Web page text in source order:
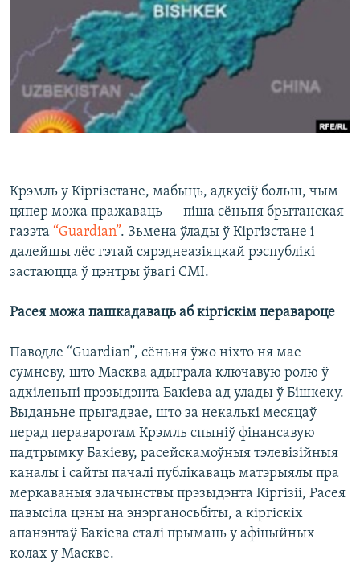
КАЛЯНДАР
НА ХВАЛЯХ СВАБОДЫ
Крэмль у Кіргізстане, мабыць, адкусіў больш, чым
цяпер можа пражаваць — піша сёньня брытанская
газэта “Guardian”. Зьмена ўлады ў Кіргізстане і
далейшы лёс гэтай сярэднеазіяцкай рэспублікі
застаюцца ў цэнтры ўвагі СМІ.
Расея можа пашкадаваць аб кіргіскім перавароце
Паводле “Guardian”, сёньня ўжо ніхто ня мае
сумневу, што Масква адыграла ключавую ролю ў
адхіленьні прэзыдэнта Бакіева ад улады ў Бішкеку.
Выданьне прыгадвае, што за некалькі месяцаў
перад пераваротам Крэмль спыніў фінансавую
падтрымку Бакіеву, расейскамоўныя тэлевізійныя
каналы і сайты пачалі публікаваць матэрыялы пра
меркаваныя злачынствы прэзыдэнта Кіргізіі, Расея
павысіла цэны на энэрганосьбіты, а кіргіскіх
апанэнтаў Бакіева сталі прымаць у афіцыйных
колах у Маскве.